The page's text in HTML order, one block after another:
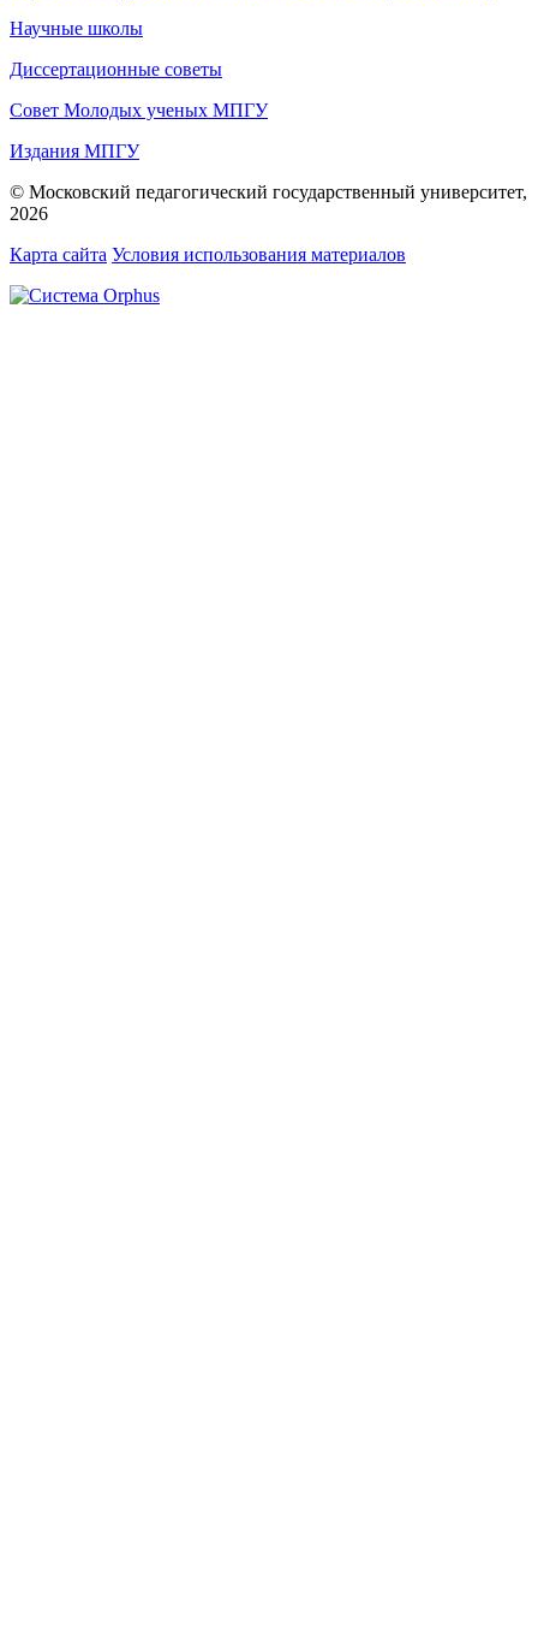
Научные школы
Диссертационные советы
Совет Молодых ученых МПГУ
Издания МПГУ
© Московский педагогический государственный университет,
2026
Карта сайта Условия использования материалов